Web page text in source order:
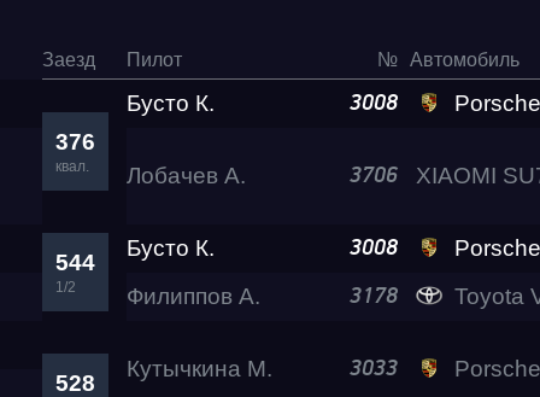
Заезд Пилот № Автомобиль
376
квал.
Бусто К. 3008 Porsche 911 Turbo
Лобачев А. 3706
544
1/2
Бусто К. 3008
Porsche 911 Turbo
Филиппов А.
3178 Toyota
528
Кутычкина М. 3033 Porsche 911